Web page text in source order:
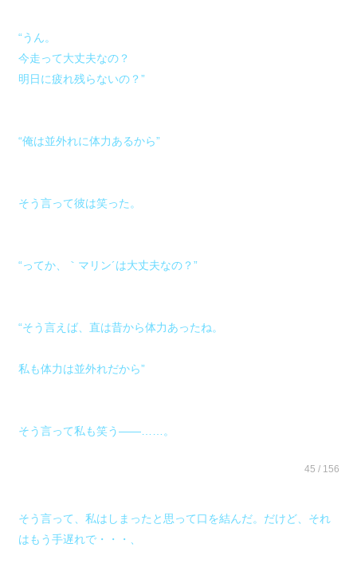
“うん。
今走って大丈夫なの？
明日に疲れ残らないの？”
“俺は並外れに体力あるから”
そう言って彼は笑った。
“ってか、｀マリン´は大丈夫なの？”
“そう言えば、直は昔から体力あったね。
私も体力は並外れだから”
そう言って私も笑う――……。
45 / 156
そう言って、私はしまったと思って口を結んだ。だけど、それ
はもう手遅れで・・・、